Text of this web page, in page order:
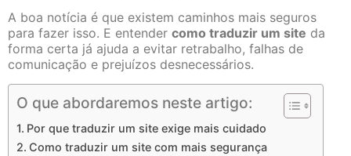
A boa notícia é que existem caminhos mais seguros
para fazer isso. E entender como traduzir um site da
forma certa já ajuda a evitar retrabalho, falhas de
comunicação e prejuízos desnecessários.
O que abordaremos neste artigo:
Por que traduzir um site exige mais cuidado
Como traduzir um site com mais segurança